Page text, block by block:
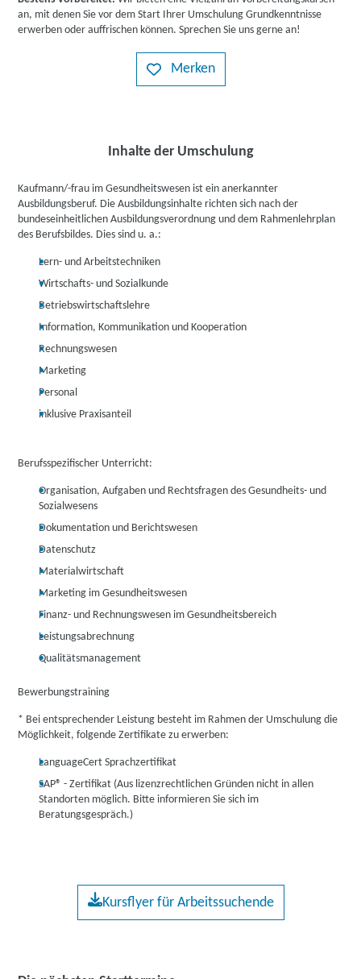
an, mit denen Sie vor dem Start Ihrer Umschulung Grundkenntnisse
erwerben oder auffrischen können. Sprechen Sie uns gerne an!
Merken
Inhalte der Umschulung
Kaufmann/-frau im Gesundheitswesen ist ein anerkannter
Ausbildungsberuf. Die Ausbildungsinhalte richten sich nach der
bundeseinheitlichen Ausbildungsverordnung und dem Rahmenlehrplan
des Berufsbildes. Dies sind u. a.:
Lern- und Arbeitstechniken
Wirtschafts- und Sozialkunde
Betriebswirtschaftslehre
Information, Kommunikation und Kooperation
Rechnungswesen
Marketing
Personal
inklusive Praxisanteil
Berufsspezifischer Unterricht:
Organisation, Aufgaben und Rechtsfragen des Gesundheits- und
Sozialwesens
Dokumentation und Berichtswesen
Datenschutz
Materialwirtschaft
Marketing im Gesundheitswesen
Finanz- und Rechnungswesen im Gesundheitsbereich
Leistungsabrechnung
Qualitätsmanagement
Bewerbungstraining
* Bei entsprechender Leistung besteht im Rahmen der Umschulung die
Möglichkeit, folgende Zertifikate zu erwerben:
LanguageCert Sprachzertifikat
SAP® - Zertifikat (Aus lizenzrechtlichen Gründen nicht in allen
Standorten möglich. Bitte informieren Sie sich im
Beratungsgespräch.)
Kursflyer für Arbeitssuchende